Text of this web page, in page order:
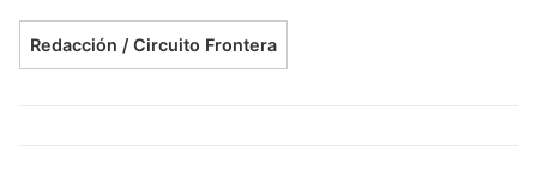
Redacción / Circuito Frontera